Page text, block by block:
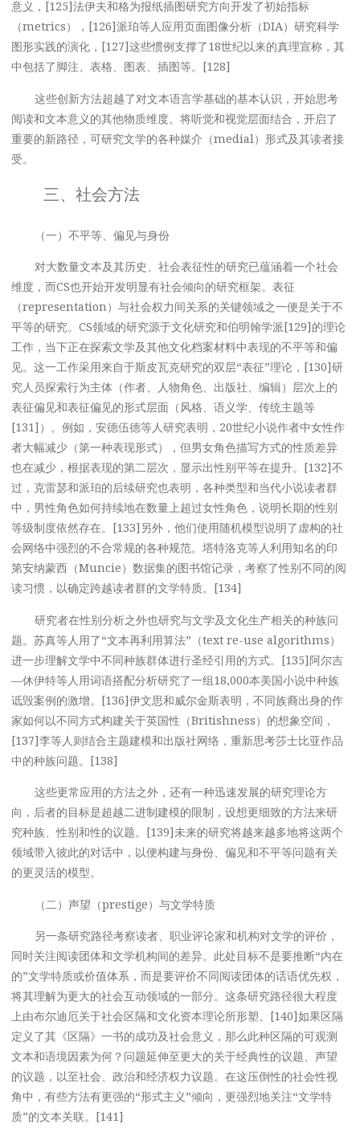
意义，[125]法伊夫和格为报纸插图研究方向开发了初始指标
（metrics），[126]派珀等人应用页面图像分析（DIA）研究科学
图形实践的演化，[127]这些惯例支撑了18世纪以来的真理宣称，其
中包括了脚注、表格、图表、插图等。[128]
这些创新方法超越了对文本语言学基础的基本认识，开始思考
阅读和文本意义的其他物质维度。将听觉和视觉层面结合，开启了
重要的新路径，可研究文学的各种媒介（medial）形式及其读者接
受。
三、社会方法
（一）不平等、偏见与身份
对大数量文本及其历史、社会表征性的研究已蕴涵着一个社会
维度，而CS也开始开发明显有社会倾向的研究框架。表征
（representation）与社会权力间关系的关键领域之一便是关于不
平等的研究。CS领域的研究源于文化研究和伯明翰学派[129]的理论
工作，当下正在探索文学及其他文化档案材料中表现的不平等和偏
见。这一工作采用来自于斯皮瓦克研究的双层“表征”理论，[130]研
究人员探索行为主体（作者、人物角色、出版社、编辑）层次上的
表征偏见和表征偏见的形式层面（风格、语义学、传统主题等
[131]）。例如，安德伍德等人研究表明，20世纪小说作者中女性作
者大幅减少（第一种表现形式），但男女角色描写方式的性质差异
也在减少，根据表现的第二层次，显示出性别平等在提升。[132]不
过，克雷瑟和派珀的后续研究也表明，各种类型和当代小说读者群
中，男性角色如何持续地在数量上超过女性角色，说明长期的性别
等级制度依然存在。[133]另外，他们使用随机模型说明了虚构的社
会网络中强烈的不合常规的各种规范。塔特洛克等人利用知名的印
第安纳蒙西（Muncie）数据集的图书馆记录，考察了性别不同的阅
读习惯，以确定跨越读者群的文学特质。[134]
研究者在性别分析之外也研究与文学及文化生产相关的种族问
题。苏真等人用了“文本再利用算法”（text re-use algorithms）
进一步理解文学中不同种族群体进行圣经引用的方式。[135]阿尔吉
—休伊特等人用词语搭配分析研究了一组18,000本美国小说中种族
诋毁案例的激增。[136]伊文思和威尔金斯表明，不同族裔出身的作
家如何以不同方式构建关于英国性（Britishness）的想象空间，
[137]李等人则结合主题建模和出版社网络，重新思考莎士比亚作品
中的种族问题。[138]
这些更常应用的方法之外，还有一种迅速发展的研究理论方
向，后者的目标是超越二进制建模的限制，设想更细致的方法来研
究种族、性别和性的议题。[139]未来的研究将越来越多地将这两个
领域带入彼此的对话中，以便构建与身份、偏见和不平等问题有关
的更灵活的模型。
（二）声望（prestige）与文学特质
另一条研究路径考察读者、职业评论家和机构对文学的评价，
同时关注阅读团体和文学机构间的差异。此处目标不是要推断“内在
的”文学特质或价值体系，而是要评价不同阅读团体的话语优先权，
将其理解为更大的社会互动领域的一部分。这条研究路径很大程度
上由布尔迪厄关于社会区隔和文化资本理论所形塑。[140]如果区隔
定义了其《区隔》一书的成功及社会意义，那么此种区隔的可观测
文本和语境因素为何？问题延伸至更大的关于经典性的议题、声望
的议题，以至社会、政治和经济权力议题。在这压倒性的社会性视
角中，有些方法有更强的“形式主义”倾向，更强烈地关注“文学特
质”的文本关联。[141]